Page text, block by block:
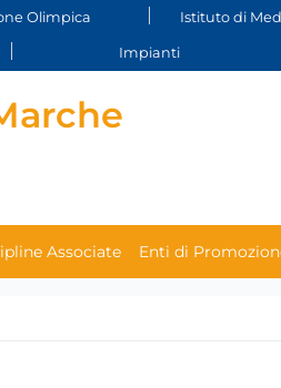
Olimpica Istituto di
Impianti
Associate Enti di